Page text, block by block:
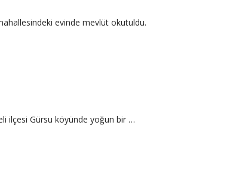
evinde mevlüt okutuldu.
ilçesi Gürsu köyünde yoğun bir …